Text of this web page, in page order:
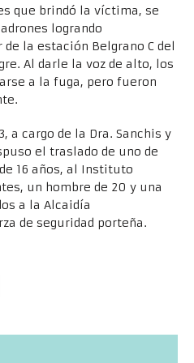
que brindó la víctima, se
logrando
la estación Belgrano C del
Al darle la voz de alto, los
a la fuga, pero fueron
a cargo de la Dra. Sanchis y
el traslado de uno de
16 años, al Instituto
un hombre de 20 y una
a la Alcaidía
de seguridad porteña.